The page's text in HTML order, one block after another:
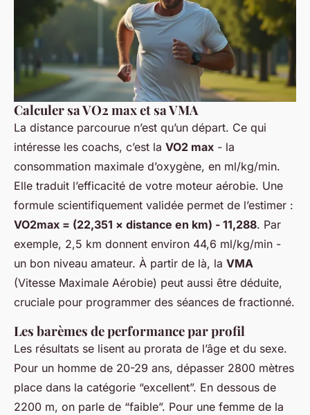
Calculer sa VO2 max et sa VMA
La distance parcourue n’est qu’un départ. Ce qui
intéresse les coachs, c’est la VO2 max - la
consommation maximale d’oxygène, en ml/kg/min.
Elle traduit l’efficacité de votre moteur aérobie. Une
formule scientifiquement validée permet de l’estimer :
VO2max = (22,351 × distance en km) - 11,288. Par
exemple, 2,5 km donnent environ 44,6 ml/kg/min -
un bon niveau amateur. À partir de là, la VMA
(Vitesse Maximale Aérobie) peut aussi être déduite,
cruciale pour programmer des séances de fractionné.
Les barèmes de performance par profil
Les résultats se lisent au prorata de l’âge et du sexe.
Pour un homme de 20-29 ans, dépasser 2800 mètres
place dans la catégorie “excellent”. En dessous de
2200 m, on parle de “faible”. Pour une femme de la